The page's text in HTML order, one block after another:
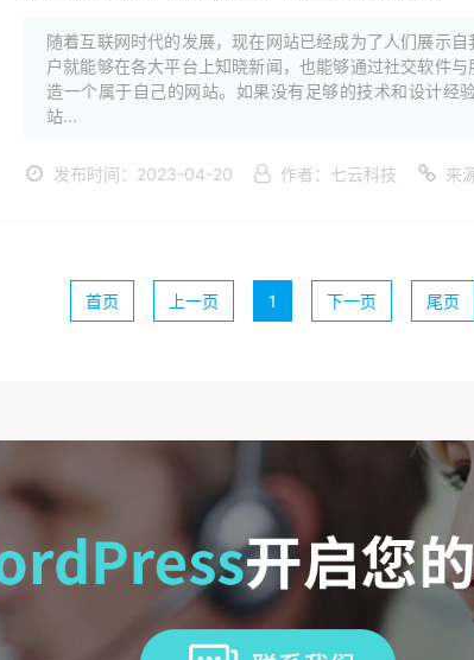
随着互联网时代的发展，现在网站已经成为了人们展示
户就能够在各大平台上知晓新闻，也能够通过社交软件
造一个属于自己的网站。如果没有足够的技术和设计经
站...
发布时间：2023-04-20 作者：七云科技 来
首页 上一页 1 下一页 尾页